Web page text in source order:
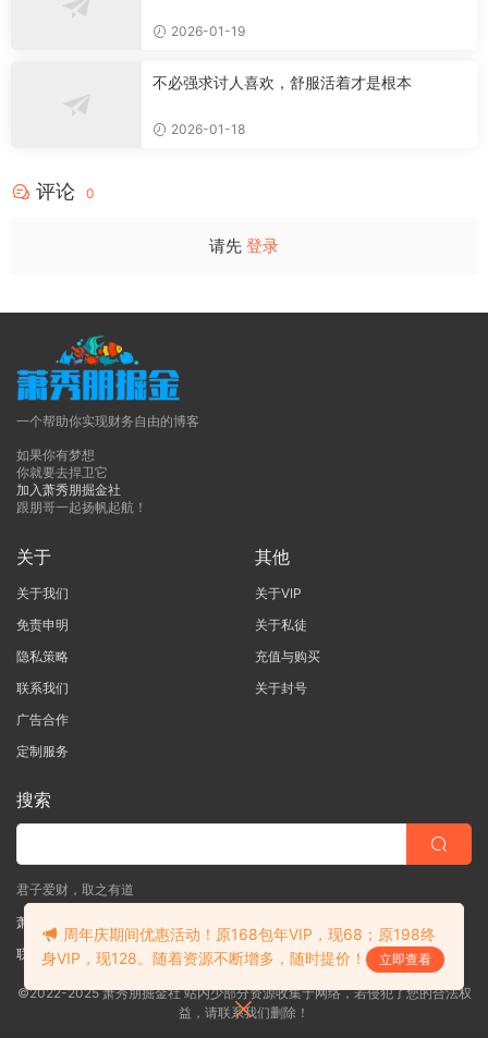
2026-01-19
不必强求讨人喜欢，舒服活着才是根本
2026-01-18
评论 0
请先 登录
一个帮助你实现财务自由的博客
如果你有梦想
你就要去捍卫它
加入萧秀朋掘金社
跟朋哥一起扬帆起航！
关于
关于我们
免责申明
隐私策略
联系我们
广告合作
定制服务
其他
关于VIP
关于私徒
充值与购买
关于封号
搜索
君子爱财，取之有道
萧秀朋掘金社
联系客服(说明需求，勿问在否)
©2022-2025 萧秀朋掘金社 站内少部分资源收集于网络，若侵犯了您的合法权
益，请联系我们删除！
周年庆期间优惠活动！原168包年VIP，现68；原198终
身VIP，现128。随着资源不断增多，随时提价！
立即查看